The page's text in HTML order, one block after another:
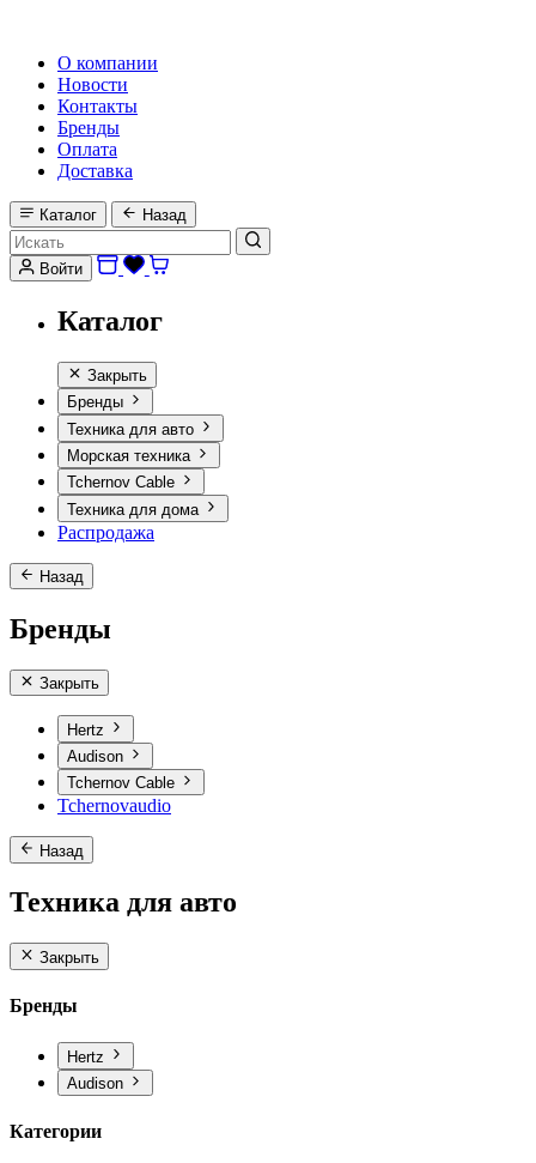
О компании
Новости
Контакты
Бренды
Оплата
Доставка
Каталог Назад
Войти
Каталог
Закрыть
Бренды
Техника для авто
Морская техника
Tchernov Cable
Техника для дома
Распродажа
Назад
Бренды
Закрыть
Hertz
Audison
Tchernov Cable
Tchernovaudio
Назад
Техника для авто
Закрыть
Бренды
Hertz
Audison
Категории